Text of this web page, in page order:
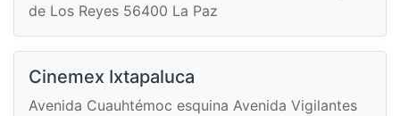
de Los Reyes 56400 La Paz
Cinemex Ixtapaluca
Avenida Cuauhtémoc esquina Avenida Vigilantes